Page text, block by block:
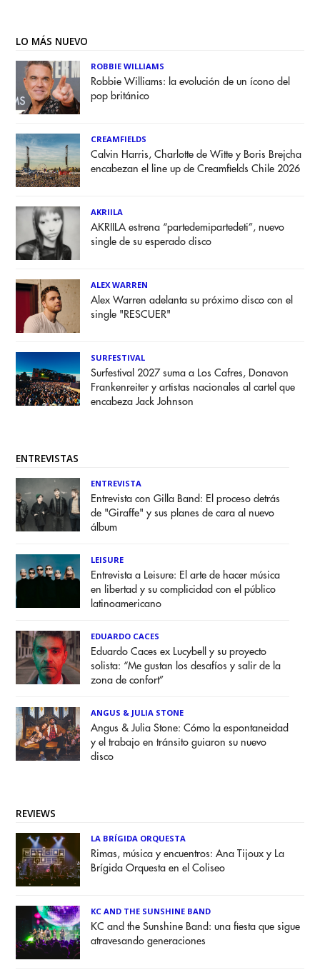
LO MÁS NUEVO
ROBBIE WILLIAMS
Robbie Williams: la evolución de un ícono del
pop británico
CREAMFIELDS
Calvin Harris, Charlotte de Witte y Boris Brejcha
encabezan el line up de Creamfields Chile 2026
AKRIILA
AKRIILA estrena “partedemipartedeti”, nuevo
single de su esperado disco
ALEX WARREN
Alex Warren adelanta su próximo disco con el
single "RESCUER"
SURFESTIVAL
Surfestival 2027 suma a Los Cafres, Donavon
Frankenreiter y artistas nacionales al cartel que
encabeza Jack Johnson
ENTREVISTAS
ENTREVISTA
Entrevista con Gilla Band: El proceso detrás
de "Giraffe" y sus planes de cara al nuevo
álbum
LEISURE
Entrevista a Leisure: El arte de hacer música
en libertad y su complicidad con el público
latinoamericano
EDUARDO CACES
Eduardo Caces ex Lucybell y su proyecto
solista: “Me gustan los desafíos y salir de la
zona de confort”
ANGUS & JULIA STONE
Angus & Julia Stone: Cómo la espontaneidad
y el trabajo en tránsito guiaron su nuevo
disco
REVIEWS
LA BRÍGIDA ORQUESTA
Rimas, música y encuentros: Ana Tijoux y La
Brígida Orquesta en el Coliseo
KC AND THE SUNSHINE BAND
KC and the Sunshine Band: una fiesta que sigue
atravesando generaciones